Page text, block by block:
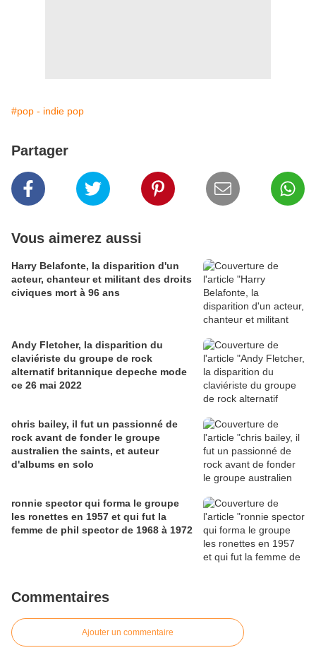
#pop - indie pop
Partager
Vous aimerez aussi
Harry Belafonte, la disparition d'un
acteur, chanteur et militant des droits
civiques mort à 96 ans
Andy Fletcher, la disparition du
claviériste du groupe de rock
alternatif britannique depeche mode
ce 26 mai 2022
chris bailey, il fut un passionné de
rock avant de fonder le groupe
australien the saints, et auteur
d'albums en solo
ronnie spector qui forma le groupe
les ronettes en 1957 et qui fut la
femme de phil spector de 1968 à 1972
Commentaires
Ajouter un commentaire